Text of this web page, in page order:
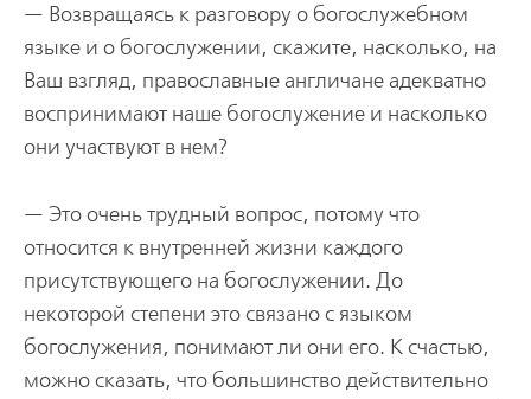
— Возвращаясь к разговору о богослужебном
языке и о богослужении, скажите, насколько, на
Ваш взгляд, православные англичане адекватно
воспринимают наше богослужение и насколько
они участвуют в нем?
— Это очень трудный вопрос, потому что
относится к внутренней жизни каждого
присутствующего на богослужении. До
некоторой степени это связано с языком
богослужения, понимают ли они его. К счастью,
можно сказать, что большинство действительно